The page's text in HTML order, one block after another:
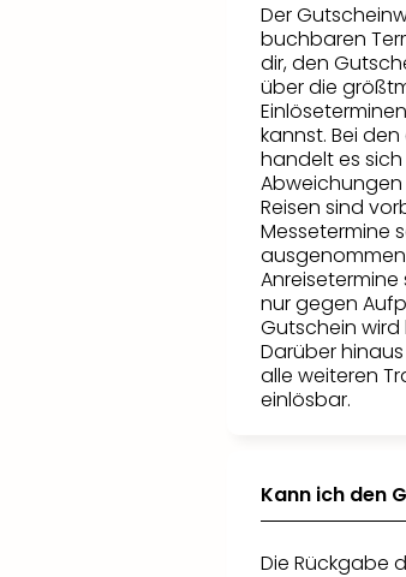
Der
buchbaren
dir, den
über die
kannst. Bei
handelt es
Reisen sind
Messetermine
nur gegen
Gutschein
Darüber
alle weiteren
einlösbar.
Kann ich den
Die Rückgabe